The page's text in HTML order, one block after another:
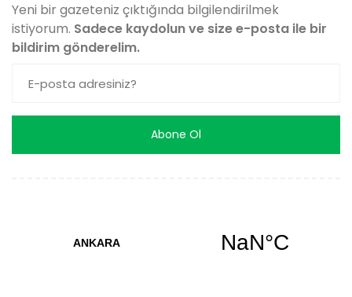
Yeni bir gazeteniz çıktığında bilgilendirilmek
istiyorum. Sadece kaydolun ve size e-posta ile bir
bildirim gönderelim.